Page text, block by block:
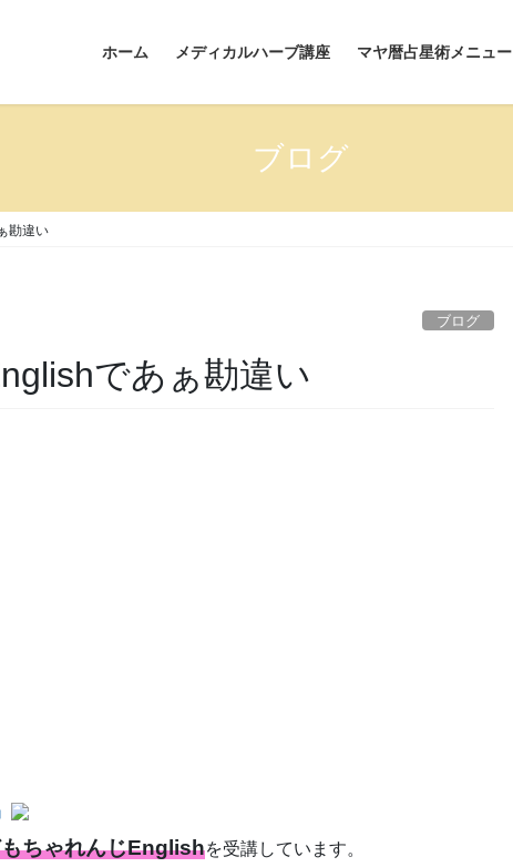
ホーム メディカルハーブ講座 マヤ暦占星術メニュー
ブログ
勘違い
ブログ
であぁ勘違い
ちゃれんじEnglishを受講しています。